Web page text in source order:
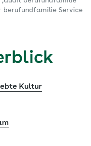
berufundfamilie Service
Kultur